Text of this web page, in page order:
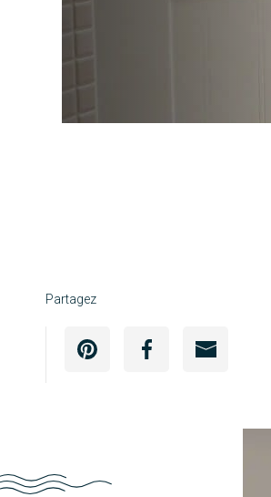
Partagez